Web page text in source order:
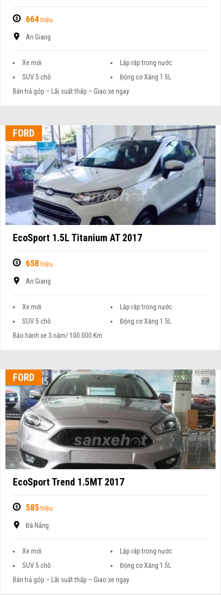
664triệu
An Giang
Xe mới
Lắp ráp trong nước
SUV 5 chỗ
Động cơ Xăng 1.5L
Bán trả góp – Lãi suất thấp – Giao xe ngay
FORD
EcoSport 1.5L Titanium AT 2017
658triệu
An Giang
Xe mới
Lắp ráp trong nước
SUV 5 chỗ
Động cơ Xăng 1.5L
Bảo hành xe 3 năm/ 100.000 Km
FORD
EcoSport Trend 1.5MT 2017
585triệu
Đà Nẵng
Xe mới
Lắp ráp trong nước
SUV 5 chỗ
Động cơ Xăng 1.5L
Bán trả góp – Lãi suất thấp – Giao xe ngay